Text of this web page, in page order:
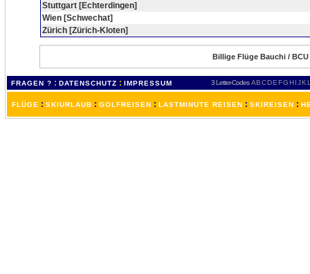
Stuttgart [Echterdingen]
Wien [Schwechat]
Zürich [Zürich-Kloten]
Billige Flüge Bauchi /
FRAGEN ? : DATENSCHUTZ : IMPRESSUM 3 Letter-Codes ABCDEFGH IJKL
FLÜGE : SKIURLAUB : GOLFREISEN : LASTMINUTE REISEN : SKIREISEN :